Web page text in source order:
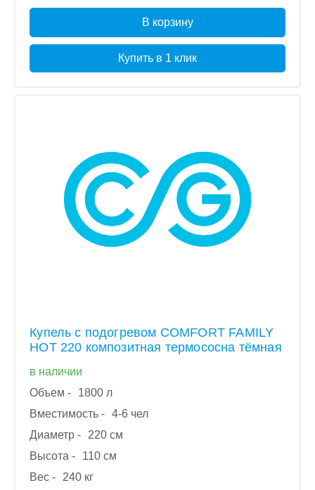
В корзину
Купить в 1 клик
Купель с подогревом COMFORT FAMILY
HOT 220 композитная термососна тёмная
в наличии
Объем -
1800 л
Вместимость - 4-6 чел
Диаметр -
220 см
Высота -
110 см
Вес -
240 кг